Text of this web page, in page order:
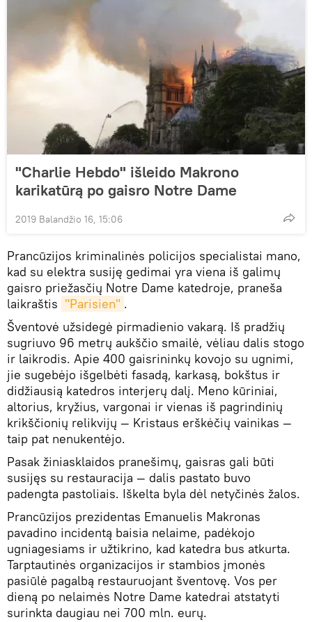
"Charlie Hebdo" išleido Makrono
karikatūrą po gaisro Notre Dame
2019 Balandžio 16, 15:06
Prancūzijos kriminalinės policijos specialistai mano,
kad su elektra susiję gedimai yra viena iš galimų
gaisro priežasčių Notre Dame katedroje, praneša
laikraštis "Parisien" .
Šventovė užsidegė pirmadienio vakarą. Iš pradžių
sugriuvo 96 metrų aukščio smailė, vėliau dalis stogo
ir laikrodis. Apie 400 gaisrininkų kovojo su ugnimi,
jie sugebėjo išgelbėti fasadą, karkasą, bokštus ir
didžiausią katedros interjerų dalį. Meno kūriniai,
altorius, kryžius, vargonai ir vienas iš pagrindinių
krikščionių relikvijų — Kristaus erškėčių vainikas —
taip pat nenukentėjo.
Pasak žiniasklaidos pranešimų, gaisras gali būti
susijęs su restauracija — dalis pastato buvo
padengta pastoliais. Iškelta byla dėl netyčinės žalos.
Prancūzijos prezidentas Emanuelis Makronas
pavadino incidentą baisia nelaime, padėkojo
ugniagesiams ir užtikrino, kad katedra bus atkurta.
Tarptautinės organizacijos ir stambios įmonės
pasiūlė pagalbą restauruojant šventovę. Vos per
dieną po nelaimės Notre Dame katedrai atstatyti
surinkta daugiau nei 700 mln. eurų.